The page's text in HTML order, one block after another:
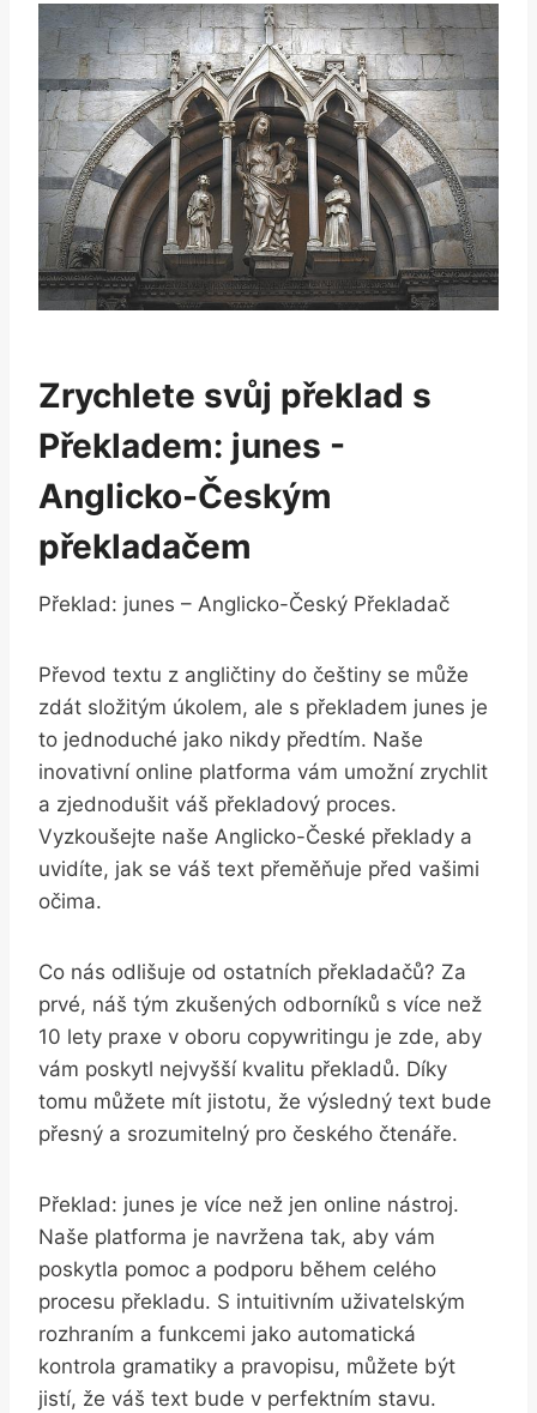
Zrychlete⁢ svůj překlad ⁣s
⁤Překladem: junes​ -⁤
Anglicko-Českým
překladačem
Překlad: junes⁣ – Anglicko-Český Překladač
Převod textu z angličtiny do ⁢češtiny se může
zdát složitým ‌úkolem, ale s​ překladem junes je
to jednoduché jako⁤ nikdy předtím. Naše
‌inovativní online platforma vám ​umožní​ zrychlit
a zjednodušit ⁢váš překladový ‍proces.
Vyzkoušejte naše Anglicko-České překlady a
‌uvidíte, jak ‍se váš text ​přeměňuje před vašimi‍
očima.
Co nás odlišuje od ostatních ‌překladačů? Za
prvé, náš tým zkušených odborníků s více než
10 lety ‌praxe v oboru copywritingu je zde, aby
vám poskytl nejvyšší⁢ kvalitu překladů.⁢ Díky
tomu můžete mít jistotu,⁢ že výsledný text bude
přesný a srozumitelný ‍pro českého čtenáře.
Překlad: junes je ​více než jen online nástroj.‍
Naše platforma je navržena tak, aby⁣ vám
poskytla pomoc ‍a podporu během celého ​
procesu překladu. S intuitivním uživatelským
rozhraním ‌a funkcemi jako automatická
kontrola gramatiky a pravopisu, můžete ‌být
jistí, že váš text bude v perfektním stavu.